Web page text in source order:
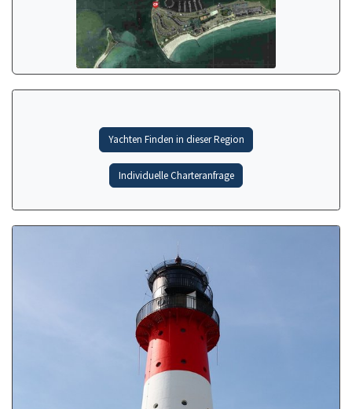
Yachten Finden in dieser Region
Individuelle Charteranfrage